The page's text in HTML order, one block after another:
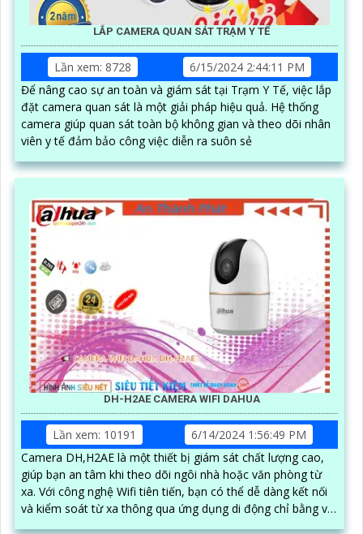
LẮP CAMERA QUAN SÁT TRẠM Y TẾ
Lần xem: 8728
6/15/2024 2:44:11 PM
Để nâng cao sự an toàn và giám sát tại Trạm Y Tế, việc lắp
đặt camera quan sát là một giải pháp hiệu quả. Hệ thống
camera giúp quan sát toàn bộ không gian và theo dõi nhân
viên y tế đảm bảo công việc diễn ra suôn sẻ
DH-H2AE CAMERA WIFI DAHUA
Lần xem: 10191
6/14/2024 1:56:49 PM
Camera DH,H2AE là một thiết bị giám sát chất lượng cao,
giúp bạn an tâm khi theo dõi ngôi nhà hoặc văn phòng từ
xa. Với công nghệ Wifi tiên tiến, bạn có thể dễ dàng kết nối
và kiểm soát từ xa thông qua ứng dụng di động chỉ bằng vài
thao tác đơn giản